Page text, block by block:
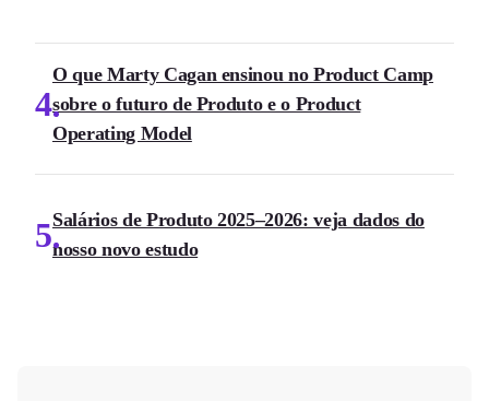
4
O que Marty Cagan ensinou no Product Camp
sobre o futuro de Produto e o Product
Operating Model
5Salários de Produto 2025–2026: veja dados do
nosso novo estudo